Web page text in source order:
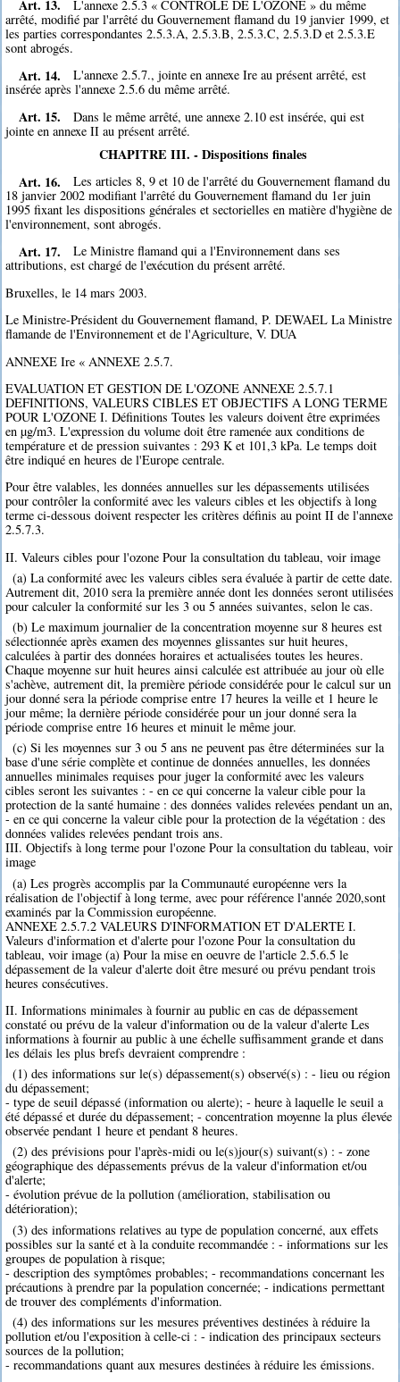
Art. 13.
L'annexe 2.5.3 « CONTROLE DE L'OZONE » du même
arrêté, modifié par l'arrêté du Gouvernement flamand du 19 janvier 1999, et
les parties correspondantes 2.5.3.A, 2.5.3.B, 2.5.3.C, 2.5.3.D et 2.5.3.E
sont abrogés.
Art. 14.
L'annexe 2.5.7., jointe en annexe Ire au présent arrêté, est
insérée après l'annexe 2.5.6 du même arrêté.
Art. 15.
Dans le même arrêté, une annexe 2.10 est insérée, qui est
jointe en annexe II au présent arrêté.
CHAPITRE III. - Dispositions finales
Art. 16.
Les articles 8, 9 et 10 de l'arrêté du Gouvernement flamand du
18 janvier 2002 modifiant l'arrêté du Gouvernement flamand du 1er juin
1995 fixant les dispositions générales et sectorielles en matière d'hygiène de
l'environnement, sont abrogés.
Art. 17.
Le Ministre flamand qui a l'Environnement dans ses
attributions, est chargé de l'exécution du présent arrêté.
Bruxelles, le 14 mars 2003.
Le Ministre-Président du Gouvernement flamand, P. DEWAEL La Ministre
flamande de l'Environnement et de l'Agriculture, V. DUA
ANNEXE Ire « ANNEXE 2.5.7.
EVALUATION ET GESTION DE L'OZONE ANNEXE 2.5.7.1
DEFINITIONS, VALEURS CIBLES ET OBJECTIFS A LONG TERME
POUR L'OZONE I. Définitions Toutes les valeurs doivent être exprimées
en µg/m3. L'expression du volume doit être ramenée aux conditions de
température et de pression suivantes : 293 K et 101,3 kPa. Le temps doit
être indiqué en heures de l'Europe centrale.
Pour être valables, les données annuelles sur les dépassements utilisées
pour contrôler la conformité avec les valeurs cibles et les objectifs à long
terme ci-dessous doivent respecter les critères définis au point II de l'annexe
2.5.7.3.
II. Valeurs cibles pour l'ozone Pour la consultation du tableau, voir image
(a) La conformité avec les valeurs cibles sera évaluée à partir de cette date.
Autrement dit, 2010 sera la première année dont les données seront utilisées
pour calculer la conformité sur les 3 ou 5 années suivantes, selon le cas.
(b) Le maximum journalier de la concentration moyenne sur 8 heures est
sélectionnée après examen des moyennes glissantes sur huit heures,
calculées à partir des données horaires et actualisées toutes les heures.
Chaque moyenne sur huit heures ainsi calculée est attribuée au jour où elle
s'achève, autrement dit, la première période considérée pour le calcul sur un
jour donné sera la période comprise entre 17 heures la veille et 1 heure le
jour même; la dernière période considérée pour un jour donné sera la
période comprise entre 16 heures et minuit le même jour.
(c) Si les moyennes sur 3 ou 5 ans ne peuvent pas être déterminées sur la
base d'une série complète et continue de données annuelles, les données
annuelles minimales requises pour juger la conformité avec les valeurs
cibles seront les suivantes : - en ce qui concerne la valeur cible pour la
protection de la santé humaine : des données valides relevées pendant un an,
- en ce qui concerne la valeur cible pour la protection de la végétation : des
données valides relevées pendant trois ans.
III. Objectifs à long terme pour l'ozone Pour la consultation du tableau, voir
image
(a) Les progrès accomplis par la Communauté européenne vers la
réalisation de l'objectif à long terme, avec pour référence l'année 2020,sont
examinés par la Commission européenne.
ANNEXE 2.5.7.2 VALEURS D'INFORMATION ET D'ALERTE I.
Valeurs d'information et d'alerte pour l'ozone Pour la consultation du
tableau, voir image (a) Pour la mise en oeuvre de l'article 2.5.6.5 le
dépassement de la valeur d'alerte doit être mesuré ou prévu pendant trois
heures consécutives.
II. Informations minimales à fournir au public en cas de dépassement
constaté ou prévu de la valeur d'information ou de la valeur d'alerte Les
informations à fournir au public à une échelle suffisamment grande et dans
les délais les plus brefs devraient comprendre :
(1) des informations sur le(s) dépassement(s) observé(s) : - lieu ou région
du dépassement;
- type de seuil dépassé (information ou alerte); - heure à laquelle le seuil a
été dépassé et durée du dépassement; - concentration moyenne la plus élevée
observée pendant 1 heure et pendant 8 heures.
(2) des prévisions pour l'après-midi ou le(s)jour(s) suivant(s) : - zone
géographique des dépassements prévus de la valeur d'information et/ou
d'alerte;
- évolution prévue de la pollution (amélioration, stabilisation ou
détérioration);
(3) des informations relatives au type de population concerné, aux effets
possibles sur la santé et à la conduite recommandée : - informations sur les
groupes de population à risque;
- description des symptômes probables; - recommandations concernant les
précautions à prendre par la population concernée; - indications permettant
de trouver des compléments d'information.
(4) des informations sur les mesures préventives destinées à réduire la
pollution et/ou l'exposition à celle-ci : - indication des principaux secteurs
sources de la pollution;
- recommandations quant aux mesures destinées à réduire les émissions.